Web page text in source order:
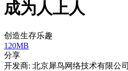
成为人上人
创造生存乐趣
120MB
分享
开发商: 北京犀鸟网络技术有限公司